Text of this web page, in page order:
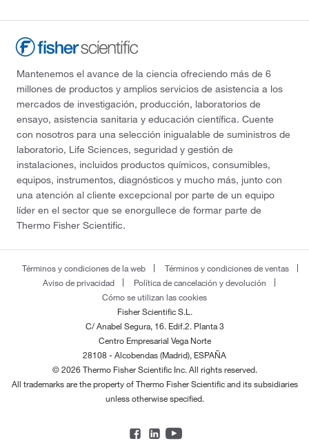
Mantenemos el avance de la ciencia ofreciendo más de 6
millones de productos y amplios servicios de asistencia a los
mercados de investigación, producción, laboratorios de
ensayo, asistencia sanitaria y educación científica. Cuente
con nosotros para una selección inigualable de suministros de
laboratorio, Life Sciences, seguridad y gestión de
instalaciones, incluidos productos químicos, consumibles,
equipos, instrumentos, diagnósticos y mucho más, junto con
una atención al cliente excepcional por parte de un equipo
líder en el sector que se enorgullece de formar parte de
Thermo Fisher Scientific.
Términos y condiciones de la web
Términos y condiciones de ventas
Aviso de privacidad
Política de cancelación y devolución
Cómo se utilizan las cookies
Fisher Scientific S.L.
C/ Anabel Segura, 16. Edif.2. Planta 3
Centro Empresarial Vega Norte
28108 - Alcobendas (Madrid), ESPAÑA
© 2026 Thermo Fisher Scientific Inc. All rights reserved.
All trademarks are the property of Thermo Fisher Scientific and its subsidiaries
unless otherwise specified.